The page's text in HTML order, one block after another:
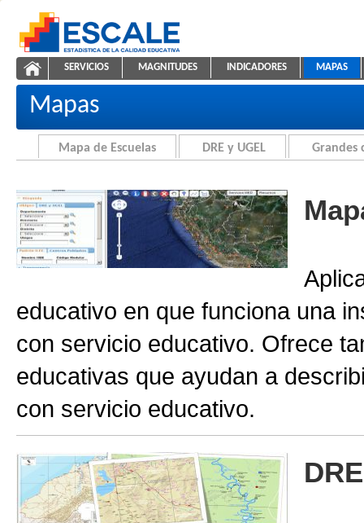
ESCALE - Unidad de Estadística Educativa
Cartografía de la Educación
NAVEGACIÓN
SERVICIOS MAGNITUDES INDICADORES MAPAS
Mapas
Mapa de Escuelas DRE y UGEL Grandes
educativo en que funciona una
con servicio educativo. Ofrece
educativas que ayudan a
con servicio educativo.